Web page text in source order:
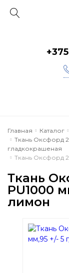
Главная Каталог
Ткань Оксфорд
гладкокрашеная
Ткань Оксфорд
Ткань
PU1000
лимон